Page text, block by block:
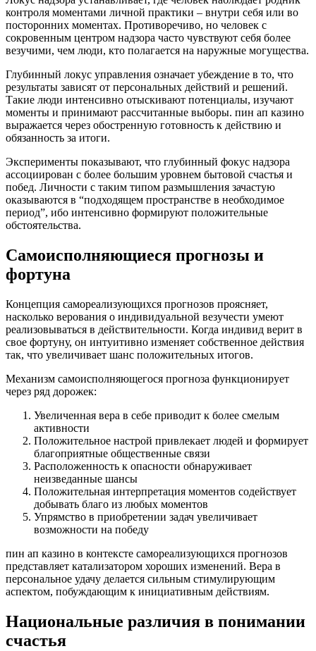
контроля моментами личной практики – внутри себя или во
посторонних моментах. Противоречиво, но человек с
сокровенным центром надзора часто чувствуют себя более
везучими, чем люди, кто полагается на наружные могущества.
Глубинный локус управления означает убеждение в то, что
результаты зависят от персональных действий и решений.
Такие люди интенсивно отыскивают потенциалы, изучают
моменты и принимают рассчитанные выборы. пин ап казино
выражается через обостренную готовность к действию и
обязанность за итоги.
Эксперименты показывают, что глубинный фокус надзора
ассоциирован с более большим уровнем бытовой счастья и
побед. Личности с таким типом размышления зачастую
оказываются в “подходящем пространстве в необходимое
период”, ибо интенсивно формируют положительные
обстоятельства.
Самоисполняющиеся прогнозы и
фортуна
Концепция самореализующихся прогнозов проясняет,
насколько верования о индивидуальной везучести умеют
реализовываться в действительности. Когда индивид верит в
свое фортуну, он интуитивно изменяет собственное действия
так, что увеличивает шанс положительных итогов.
Механизм самоисполняющегося прогноза функционирует
через ряд дорожек:
Увеличенная вера в себе приводит к более смелым
активности
Положительное настрой привлекает людей и формирует
благоприятные общественные связи
Расположенность к опасности обнаруживает
неизведанные шансы
Положительная интерпретация моментов содействует
добывать благо из любых моментов
Упрямство в приобретении задач увеличивает
возможности на победу
пин ап казино в контексте самореализующихся прогнозов
представляет катализатором хороших изменений. Вера в
персональное удачу делается сильным стимулирующим
аспектом, побуждающим к инициативным действиям.
Национальные различия в понимании
счастья